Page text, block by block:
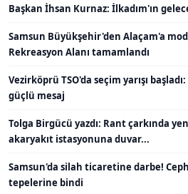
Başkan İhsan Kurnaz: İlkadım'ın
Samsun Büyükşehir'den Alaçam'a
Rekreasyon Alanı tamamlandı
Vezirköprü TSO'da seçim yarışı
güçlü mesaj
Tolga Birgücü yazdı: Rant çarkında
akaryakıt istasyonuna duvar...
Samsun'da silah ticaretine darbe!
tepelerine bindi